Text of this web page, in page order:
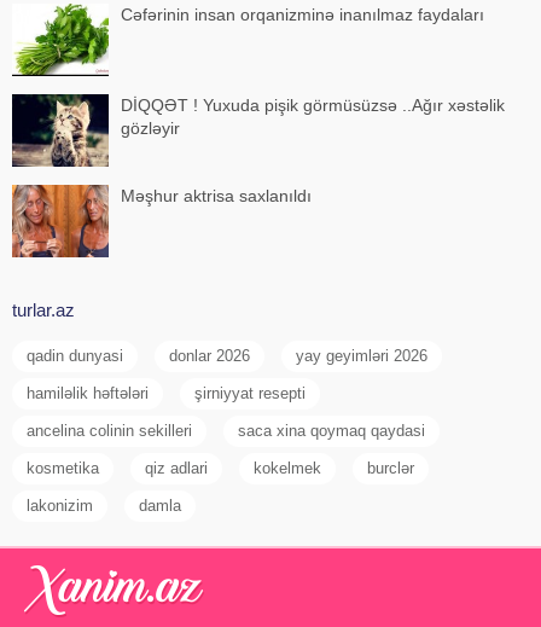
Cəfərinin insan orqanizminə inanılmaz faydaları
DİQQƏT ! Yuxuda pişik görmüsüzsə ..Ağır xəstəlik
gözləyir
Məşhur aktrisa saxlanıldı
turlar.az
qadin dunyasi donlar 2026 yay geyimləri 2026
hamiləlik həftələri şirniyyat resepti
ancelina colinin sekilleri saca xina qoymaq qaydasi
kosmetika qiz adlari kokelmek burclər
lakonizim damla